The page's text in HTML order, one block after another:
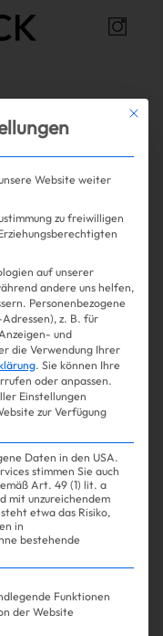
frizz
in
Bliss
Mit
Website weiter
zu freiwilligen
auf unserer
andere uns helfen,
Personenbezogene
z. B. für
und
die Verwendung Ihrer
. Sie können Ihre
oder anpassen.
Einstellungen
zur Verfügung
Daten in den USA.
stimmen Sie auch
Art. 49 (1) lit. a
mit unzureichendem
etwa das Risiko,
in
bestehende
für die
Funktionen
der Website